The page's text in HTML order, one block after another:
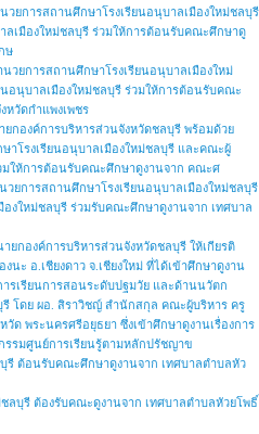
ยการสถานศึกษาโรงเรียนอนุบาลเมืองใหม่ชลบุรี
ลเมืองใหม่ชลบุรี ร่วมให้การต้อนรับคณะศึกษาดู
ษ
วยการสถานศึกษาโรงเรียนอนุบาลเมืองใหม่
อนุบาลเมืองใหม่ชลบุรี ร่วมให้การต้อนรับคณะ
หวัดกำแพงเพชร
ยกองค์การบริหารส่วนจังหวัดชลบุรี พร้อมด้วย
โรงเรียนอนุบาลเมืองใหม่ชลบุรี และคณะผู้
มให้การต้อนรับคณะศึกษาดูงานจาก คณะศ
ยการสถานศึกษาโรงเรียนอนุบาลเมืองใหม่ชลบุรี
งใหม่ชลบุรี ร่วมรับคณะศึกษาดูงานจาก เทศบาล
ยกองค์การบริหารส่วนจังหวัดชลบุรี ให้เกียรติ
ะ อ.เชียงดาว จ.เชียงใหม่ ที่ได้เข้าศึกษาดูงาน
ารเรียนการสอนระดับปฐมวัย และด้านนวัตก
รี โดย ผอ. สิราวิชญ์ สำนักสกุล คณะผู้บริหาร ครู
ด พระนครศรีอยุธยา ซึ่งเข้าศึกษาดูงานเรื่องการ
รมศูนย์การเรียนรู้ตามหลักปรัชญาข
บุรี ต้อนรับคณะศึกษาดูงานจาก เทศบาลตำบลหัว
ชลบุรี ต้องรับคณะดูงานจาก เทศบาลตำบลหัวยโพธิ์